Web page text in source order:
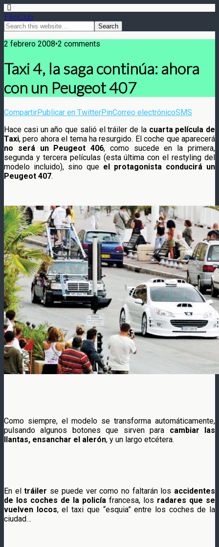
FilmClub
2 febrero 2008•2 comments
Taxi 4, la saga continúa: ahora
con un Peugeot 407
CompartirPublicar en TwitterPinCorreo electrónicoSMS
Hace casi un año que salió el tráiler de lacuarta película de
Taxi, pero ahora el tema ha resurgido. El coche que aparecerá
no será un Peugeot 406, como sucede en la primera,
segunda y tercera películas (esta última con el restyling del
modelo incluido), sino que el protagonista conducirá un
Peugeot 407.
Como siempre, el modelo se transforma automáticamente,
pulsando algunos botones que sirven para cambiar las
llantas, ensanchar el alerón, y un largo etcétera.
En eltráiler se puede ver como no faltarán los accidentes
de los coches de la policía francesa, los radares que se
vuelven locos, el taxi que “esquia” entre los coches de la
ciudad…